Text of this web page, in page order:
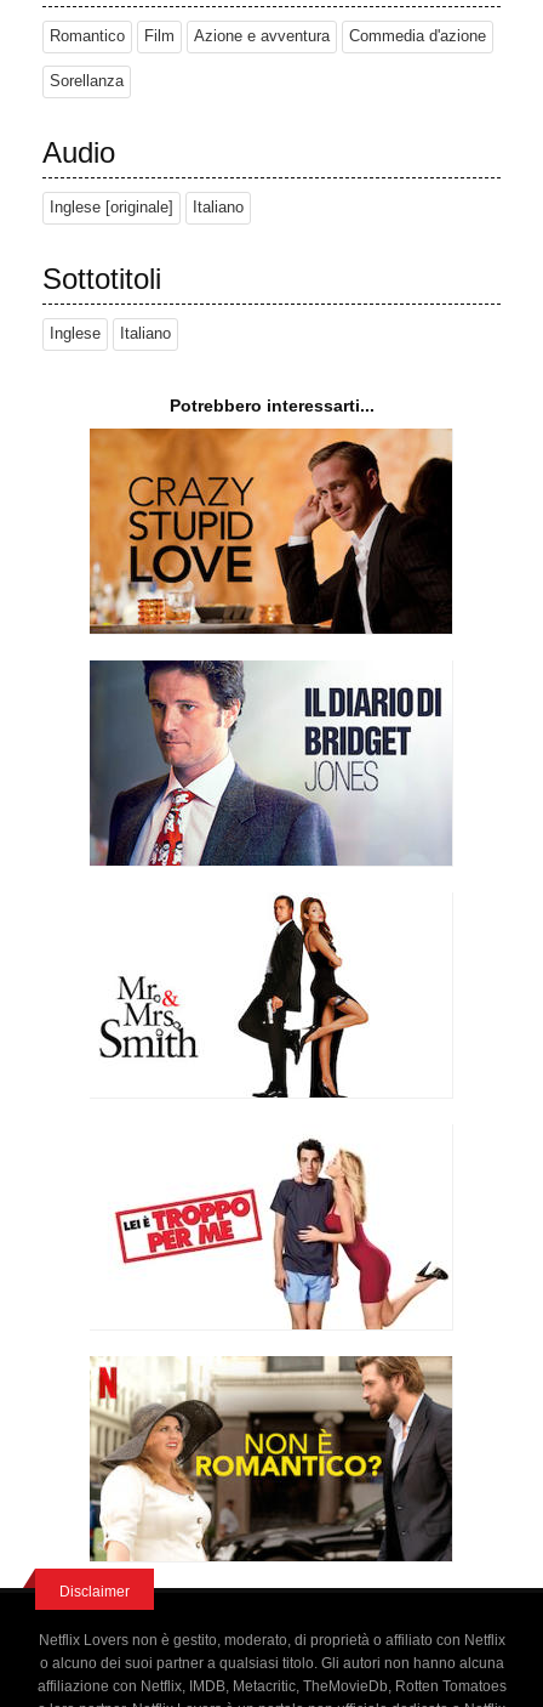
Romantico Film Azione e avventura Commedia d'azione
Sorellanza
Audio
Inglese [originale] Italiano
Sottotitoli
Inglese Italiano
Potrebbero interessarti...
Disclaimer
Netflix Lovers non è gestito, moderato, di proprietà o affiliato con Netflix
o alcuno dei suoi partner a qualsiasi titolo. Gli autori non hanno alcuna
affiliazione con Netflix, IMDB, Metacritic, TheMovieDb, Rotten Tomatoes